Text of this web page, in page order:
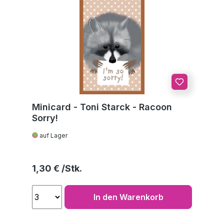
Minicard - Toni Starck - Racoon
Sorry!
auf Lager
Regulärer Preis:
1,30 €
In den Warenkorb